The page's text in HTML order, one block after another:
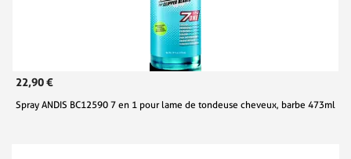
22,90 €
Spray ANDIS BC12590 7 en 1 pour lame de tondeuse cheveux, barbe 473ml